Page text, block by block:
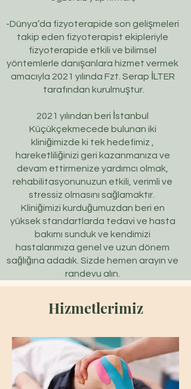
-Dünya’da fizyoterapide son gelişmeleri
takip eden fizyoterapist ekipleriyle
fizyoterapide etkili ve bilimsel
yöntemlerle danışanlara hizmet vermek
amacıyla 2021 yılında Fzt. Serap İLTER
tarafından kurulmuştur.
2021 yılından beri İstanbul
Küçükçekmecede bulunan iki
kliniğimizde ki tek hedefimiz ,
hareketliliğinizi geri kazanmanıza ve
devam ettirmenize yardımcı olmak,
rehabilitasyonunuzun etkili, verimli ve
stressiz olmasını sağlamaktır.
Kliniğimizi kurduğumuzdan beri en
yüksek standartlarda tedavi ve hasta
bakımı sunduk ve kendimizi
hastalarımıza genel ve uzun dönem
sağlığına adadık. Sizde hemen arayın ve
randevu alın.
Hizmetlerimiz